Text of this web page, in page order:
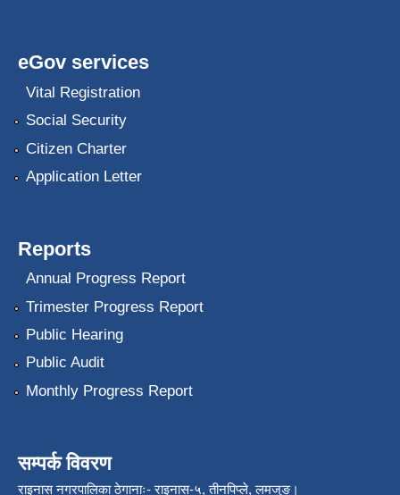
eGov services
Vital Registration
Social Security
Citizen Charter
Application Letter
Reports
Annual Progress Report
Trimester Progress Report
Public Hearing
Public Audit
Monthly Progress Report
सम्पर्क विवरण
राइनास नगरपालिका ठेगानाः- राइनास-५, तीनपिप्ले, लमजुङ।